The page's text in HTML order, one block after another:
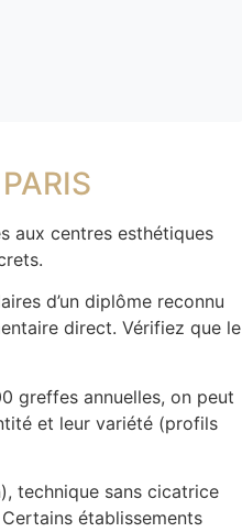
aux centres esthétiques
d’un diplôme reconnu
direct. Vérifiez que le
greffes annuelles, on peut
et leur variété (profils
technique sans cicatrice
établissements